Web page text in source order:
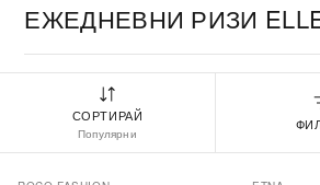
ЕЖЕДНЕВНИ РИЗИ
СОРТИРАЙ
Популярни